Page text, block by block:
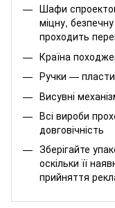
Шафи
міцну,
проходить
Країна
Ручки —
Висувні
Всі вироби
довговічність
Зберігайте
оскільки її
прийняття